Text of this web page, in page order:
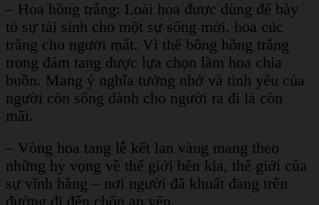
– Hoa hồng trắng: Loài hoa được dùng để bày
tỏ sự tái sinh cho một sự sống mới. hoa cúc
trắng cho người mất. Vì thế bông hồng trắng
trong đám tang được lựa chọn làm hoa chia
buồn. Mang ý nghĩa tưởng nhớ và tình yêu của
người còn sống dành cho người ra đi là còn
mãi.
– Vòng hoa tang lễ kết lan vàng mang theo
những hy vọng về thế giới bên kia, thế giới của
sự vĩnh hằng – nơi người đã khuất đang trên